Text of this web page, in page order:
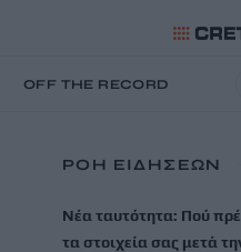
OFF THE RECORD
ΡΟΗ ΕΙΔΗΣΕΩΝ
Νέα ταυτότητα: Πού
τα στοιχεία σας μετά